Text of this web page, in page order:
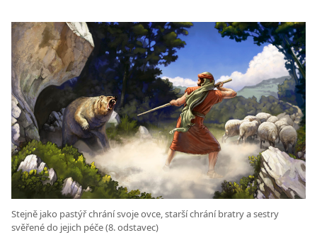
Stejně jako pastýř chrání svoje ovce, starší chrání bratry a sestry
svěřené do jejich péče (8. odstavec)